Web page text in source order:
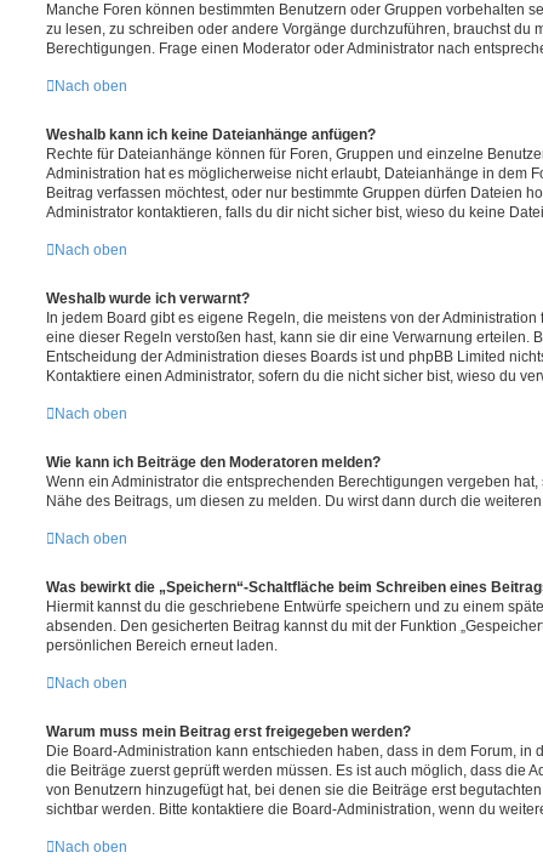
Manche Foren können bestimmten Benutzern oder Gruppen vorbehalten
zu lesen, zu schreiben oder andere Vorgänge durchzuführen, brauchst du
Berechtigungen. Frage einen Moderator oder Administrator nach
Nach oben
Weshalb kann ich keine Dateianhänge anfügen?
Rechte für Dateianhänge können für Foren, Gruppen und einzelne
Administration hat es möglicherweise nicht erlaubt, Dateianhänge in dem
Beitrag verfassen möchtest, oder nur bestimmte Gruppen dürfen Dateien
Administrator kontaktieren, falls du dir nicht sicher bist, wieso du keine
Nach oben
Weshalb wurde ich verwarnt?
In jedem Board gibt es eigene Regeln, die meistens von der
eine dieser Regeln verstoßen hast, kann sie dir eine Verwarnung erteilen.
Entscheidung der Administration dieses Boards ist und phpBB Limited
Kontaktiere einen Administrator, sofern du die nicht sicher bist, wieso du
Nach oben
Wie kann ich Beiträge den Moderatoren melden?
Wenn ein Administrator die entsprechenden Berechtigungen vergeben
Nähe des Beitrags, um diesen zu melden. Du wirst dann durch die
Nach oben
Was bewirkt die „Speichern“-Schaltfläche beim Schreiben eines
Hiermit kannst du die geschriebene Entwürfe speichern und zu einem
absenden. Den gesicherten Beitrag kannst du mit der Funktion
persönlichen Bereich erneut laden.
Nach oben
Warum muss mein Beitrag erst freigegeben werden?
Die Board-Administration kann entschieden haben, dass in dem Forum, in
die Beiträge zuerst geprüft werden müssen. Es ist auch möglich, dass die
von Benutzern hinzugefügt hat, bei denen sie die Beiträge erst
sichtbar werden. Bitte kontaktiere die Board-Administration, wenn du
Nach oben